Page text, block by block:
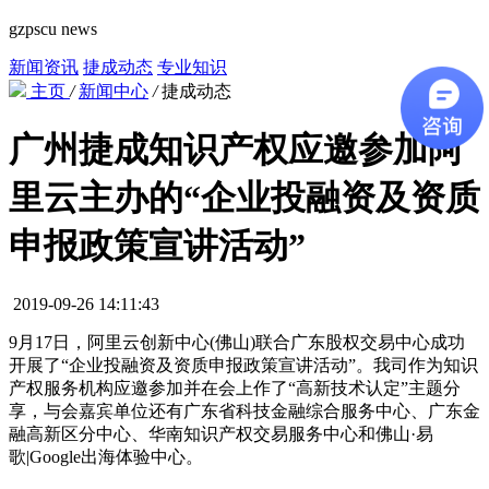
gzpscu news
新闻资讯 捷成动态 专业知识
主页 / 新闻中心 / 捷成动态
广州捷成知识产权应邀参加阿
里云主办的“企业投融资及资质
申报政策宣讲活动”
2019-09-26 14:11:43
9月17日，阿里云创新中心(佛山)联合广东股权交易中心成功
开展了“企业投融资及资质申报政策宣讲活动”。我司作为知识
产权服务机构应邀参加并在会上作了“高新技术认定”主题分
享，与会嘉宾单位还有广东省科技金融综合服务中心、广东金
融高新区分中心、华南知识产权交易服务中心和佛山·易
歌|Google出海体验中心。